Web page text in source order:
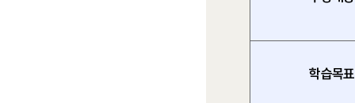
학습목표